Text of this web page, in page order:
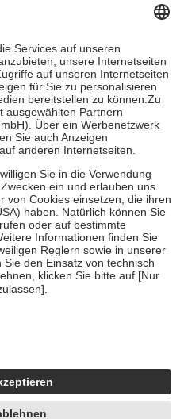
in Höhe von zehn
nie mehr als die tatsächlichen
auch für Online-Apotheken.
beträgt die
sowie zehn Euro je
für ihre eigene Gesundheit zu
der Familie zu unterstützen,
vollendeten 18. Lebensjahr
Früherkennung, die von der
es sich um echte Bewertungen
4419944605341
unter Zuhilfenahme künstlicher